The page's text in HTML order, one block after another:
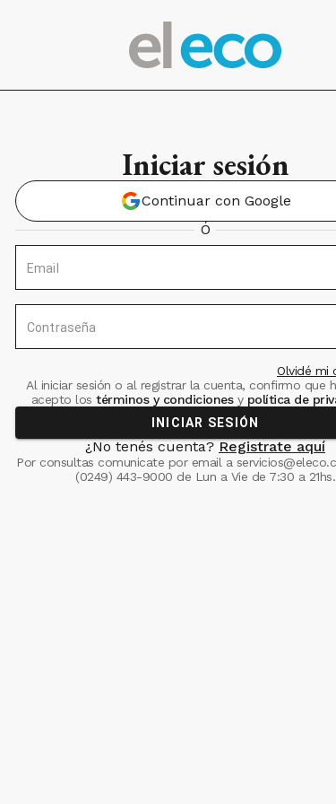
Iniciar sesión
Continuar con Google
Ó
Email
Contraseña
Olvidé mi
Al iniciar sesión o al registrar la cuenta, confirmo que
acepto los términos y condiciones ypolítica de
INICIAR SESIÓN
¿No tenés cuenta? Registrate aquí
Por consultas comunicate por email a
(0249) 443-9000 de Lun a Vie de 7:30 a 21hs.